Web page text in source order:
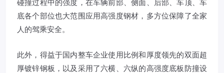
碰撞过程中的强度，在车辆前部、侧面、后部、车顶、车
底各个部位也大范围应用高强度钢材，多方位保障了全家
人的驾乘安全。
此外，得益于国内整车企业使用比例和厚度领先的双面超
厚镀锌钢板，以及采用了六横、六纵的高强度底板防撞设